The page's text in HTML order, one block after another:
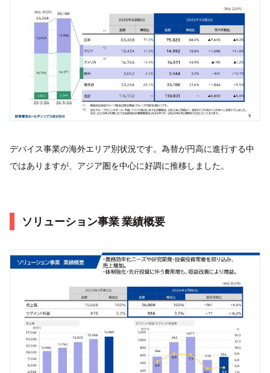
デバイス事業の海外エリア別状況です。為替が円高に進行する中
ではありますが、アジア圏を中心に好調に推移しました。
ソリューション事業 業績概要